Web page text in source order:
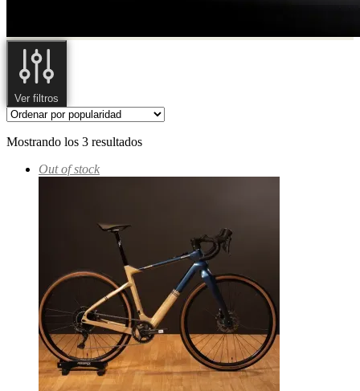
Ver filtros
Mostrando los 3 resultados
Out of stock